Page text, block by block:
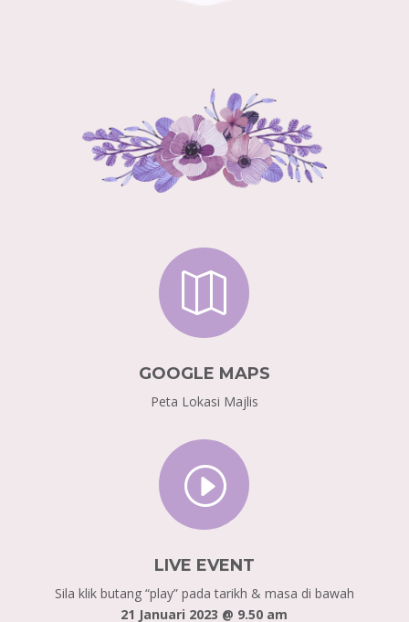

GOOGLE MAPS
Peta Lokasi Majlis
I
LIVE EVENT
Sila klik butang “play” pada tarikh & masa di bawah
21 Januari 2023 @ 9.50 am